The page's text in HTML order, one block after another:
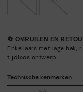
🔄 OMRUILEN EN
Enkellaars met lage hak,
tijdloos ontwerp.
Technische kenmerken